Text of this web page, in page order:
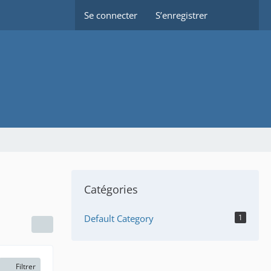
Se connecter S’enregistrer
Filtrer
Catégories
Default Category 1